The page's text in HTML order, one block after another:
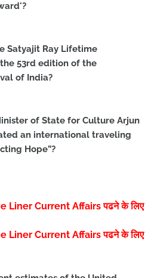
Satyajit Ray Lifetime
53rd edition of the
of India?
of State for Culture Arjun
an international traveling
Hope”?
Liner Current Affairs पढने के लिए
Liner Current Affairs पढने के लिए